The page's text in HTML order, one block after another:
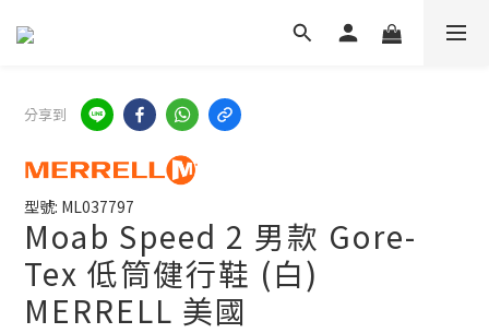
分享到
型號: ML037797
Moab Speed 2 男款 Gore-
Tex 低筒健行鞋 (白)
MERRELL 美國